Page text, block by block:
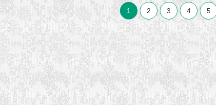
版设置）
1 2 3 4 5